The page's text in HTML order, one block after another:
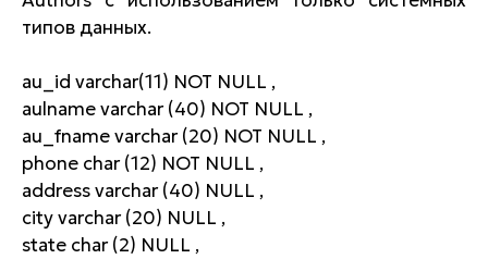
типов данных.
au_id varchar(11) NOT NULL ,
aulname varchar (40) NOT NULL ,
au_fname varchar (20) NOT NULL ,
phone char (12) NOT NULL ,
address varchar (40) NULL ,
city varchar (20) NULL ,
state char (2) NULL ,